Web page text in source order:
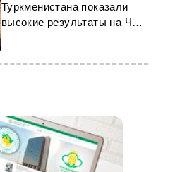
Туркменистана показали
высокие результаты на ЧМ
по устному счёту